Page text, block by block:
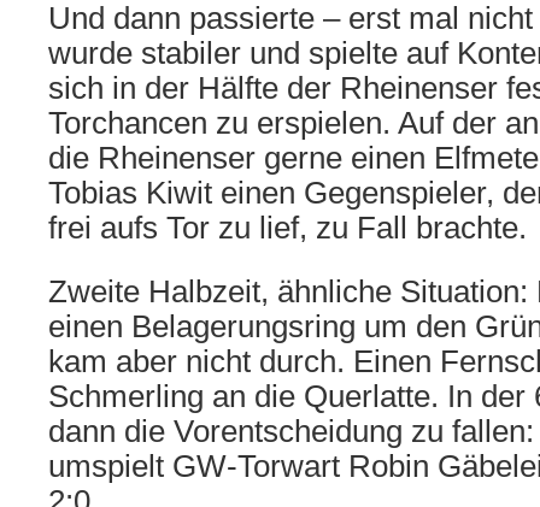
Und dann passierte – erst mal
wurde stabiler und spielte auf
sich in der Hälfte der Rheinenser
Torchancen zu erspielen. Auf der
die Rheinenser gerne einen
Tobias Kiwit einen Gegenspieler,
frei aufs Tor zu lief, zu Fall brachte.
Zweite Halbzeit, ähnliche Situation:
einen Belagerungsring um den
kam aber nicht durch. Einen
Schmerling an die Querlatte. In der
dann die Vorentscheidung zu
umspielt GW-Torwart Robin